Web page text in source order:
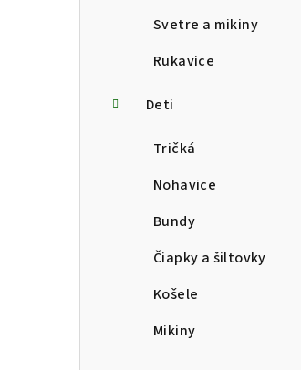
Svetre a mikiny
Rukavice
Deti
Tričká
Nohavice
Bundy
Čiapky a šiltovky
Košele
Mikiny